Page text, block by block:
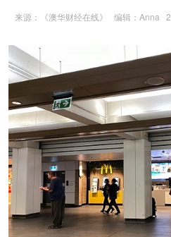
来源：《澳华财经在线》 编辑：Anna